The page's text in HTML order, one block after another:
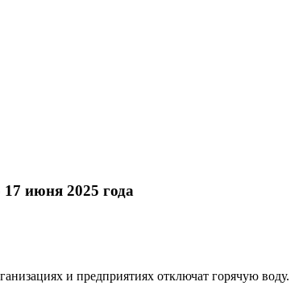
июня 2025 года
и предприятиях отключат горячую воду.